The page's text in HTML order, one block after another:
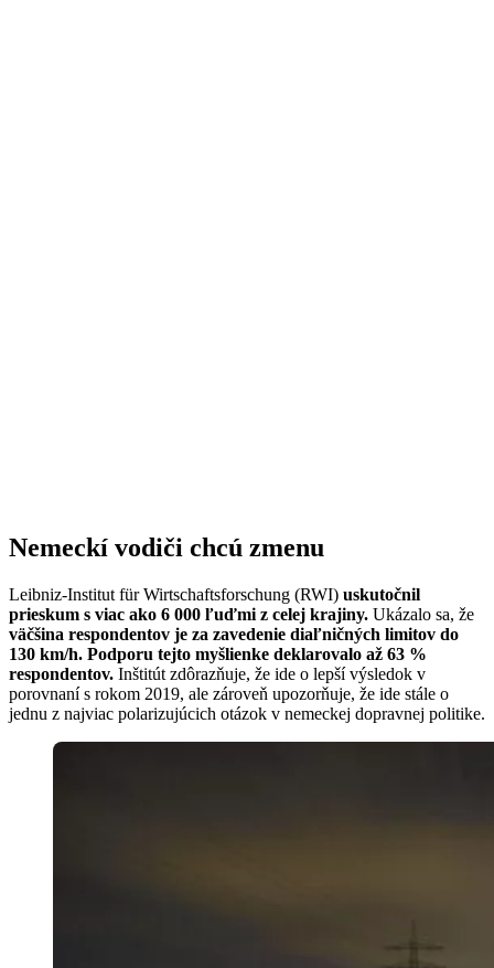
Nemeckí vodiči chcú zmenu
Leibniz-Institut für Wirtschaftsforschung (RWI) uskutočnil
prieskum s viac ako 6 000 ľuďmi z celej krajiny. Ukázalo sa, že
väčšina respondentov je za zavedenie diaľničných limitov do
130 km/h. Podporu tejto myšlienke deklarovalo až 63 %
respondentov. Inštitút zdôrazňuje, že ide o lepší výsledok v
porovnaní s rokom 2019, ale zároveň upozorňuje, že ide stále o
jednu z najviac polarizujúcich otázok v nemeckej dopravnej politike.